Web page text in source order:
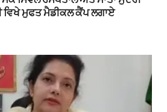
ਮੁਫਤ ਮੈਡੀਕਲ ਕੈਂਪ ਲਗਾਏ